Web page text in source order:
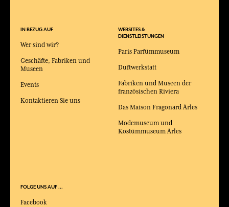
WEBSITES &
DIENSTLEISTUNGEN
Paris Parfümmuseum
Duftwerkstatt
Fabriken und Museen der
französischen Riviera
Das Maison Fragonard Arles
Modemuseum und
Kostümmuseum Arles
IN BEZUG AUF
Wer sind wir?
Geschäfte, Fabriken und
Museen
Events
Kontaktieren Sie uns
FOLGE UNS AUF ...
Facebook